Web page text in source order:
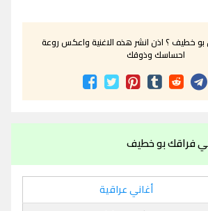
خطيف ؟ اذن انشر هذه الاغنية واعكس روعة
احساسك وذوقك
فراقك بو خطيف
أغاني عراقية